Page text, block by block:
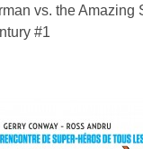
vs. the Amazing
#1